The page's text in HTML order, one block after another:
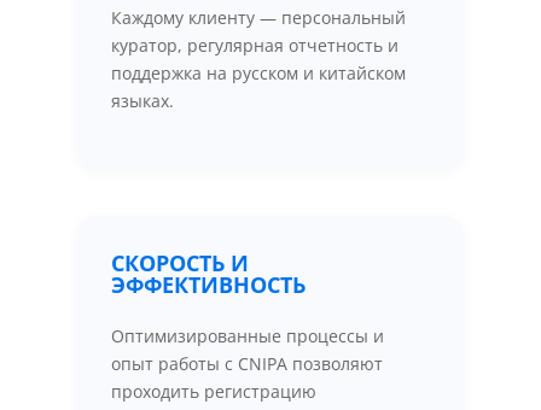
Каждому клиенту — персональный
куратор, регулярная отчетность и
поддержка на русском и китайском
языках.
СКОРОСТЬ И
ЭФФЕКТИВНОСТЬ
Оптимизированные процессы и
опыт работы с CNIPA позволяют
проходить регистрацию